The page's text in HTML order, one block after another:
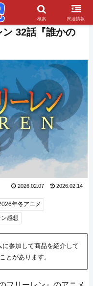
32話『誰かの
2026.02.07 2026.02.14
年冬アニメ
感想
参加して商品を紹介して
とがあります。
検索 関連情報